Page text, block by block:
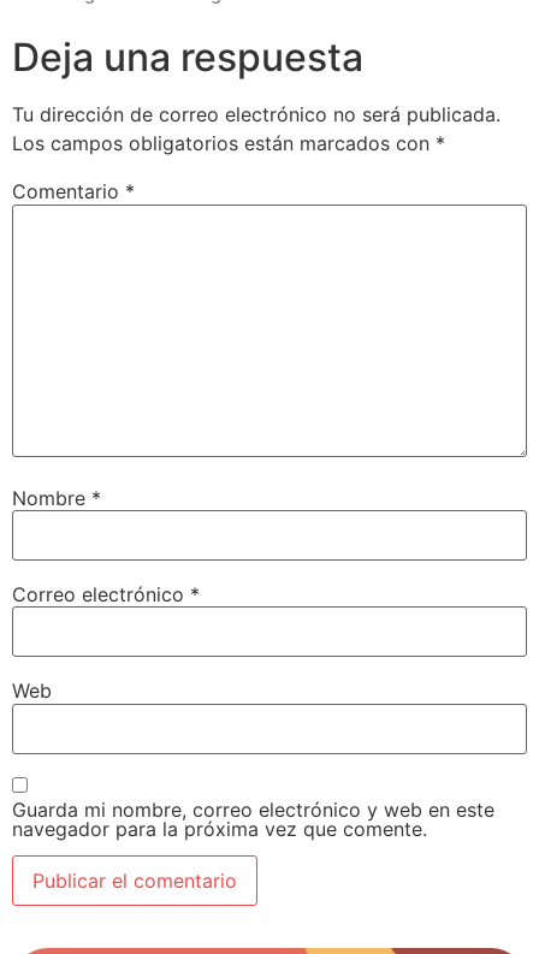
Deja una respuesta
Tu dirección de correo electrónico no será publicada.
Los campos obligatorios están marcados con *
Comentario *
Nombre *
Correo electrónico *
Web
Guarda mi nombre, correo electrónico y web en este
navegador para la próxima vez que comente.